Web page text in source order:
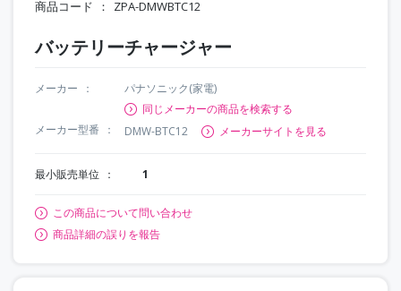
商品コード ZPA-DMWBTC12
バッテリーチャージャー
メーカー
パナソニック(家電)
同じメーカーの商品を検索する
メーカー型番
DMW-BTC12 メーカーサイトを見る
最小販売単位 1
この商品について問い合わせ
商品詳細の誤りを報告